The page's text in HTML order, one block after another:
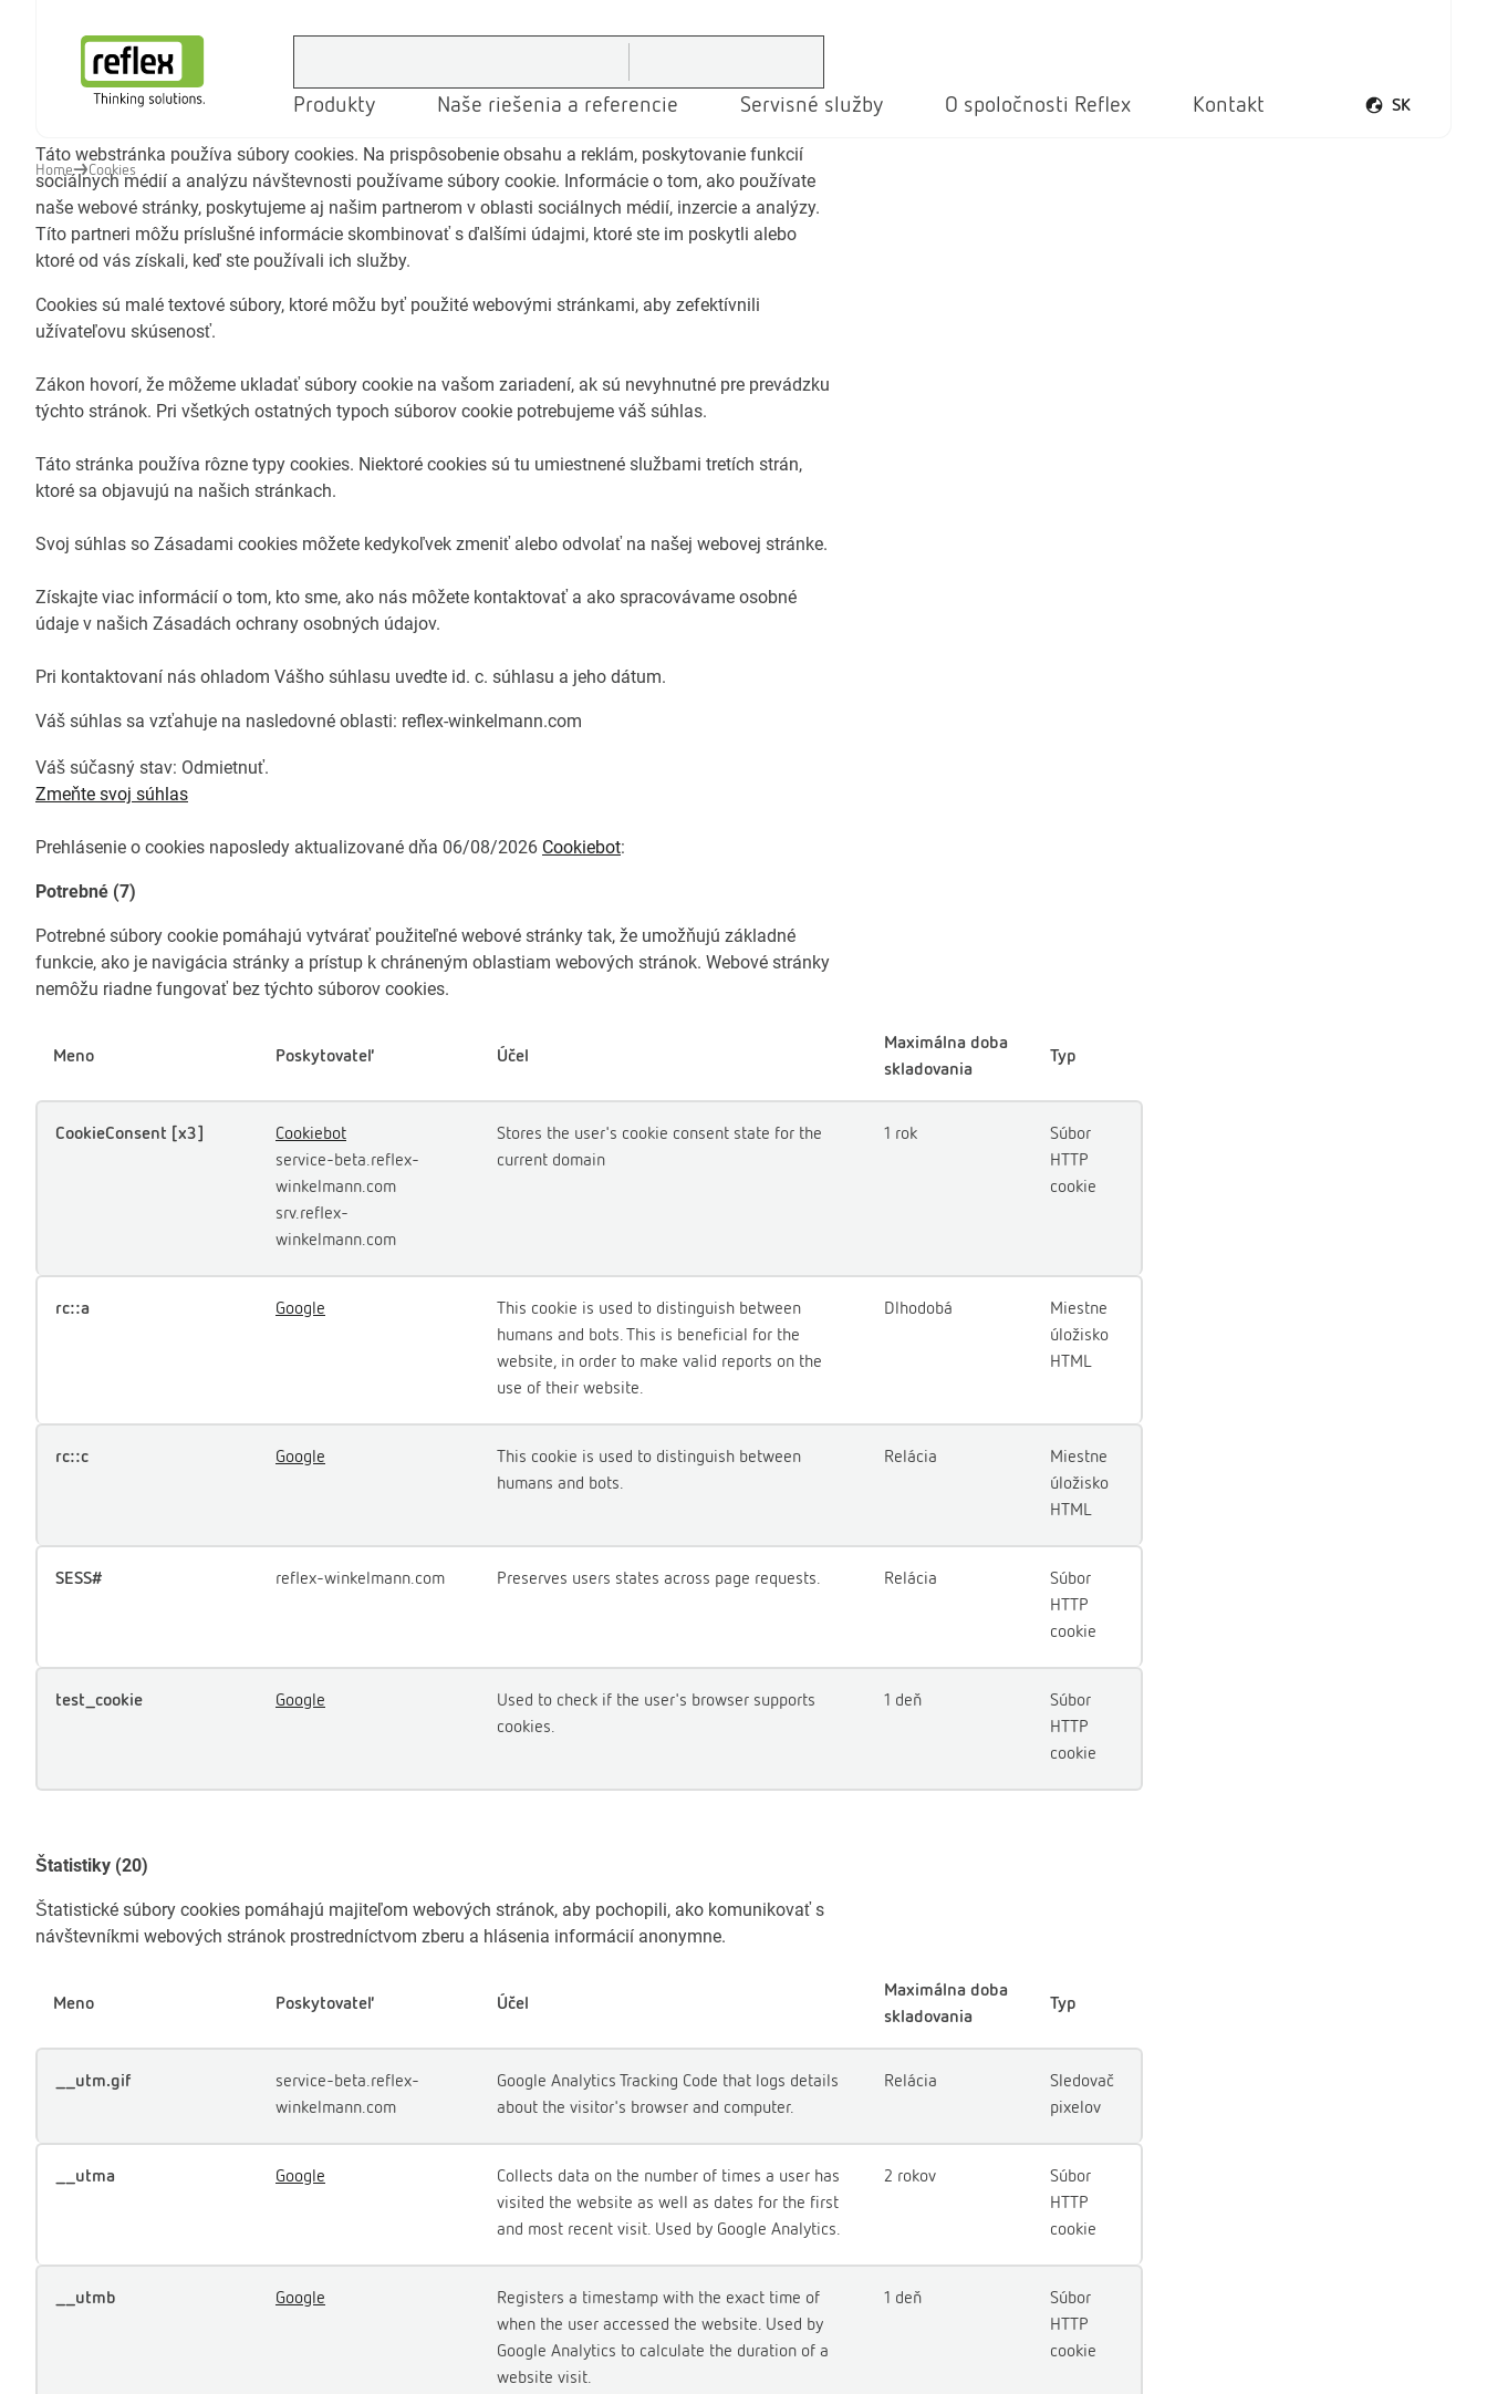
Produkty Naše riešenia a referencie Servisné služby O spoločnosti Reflex Kontakt SK
Otvoriť ponuku
Home Cookies
Táto webstránka používa súbory cookies. Na prispôsobenie obsahu a reklám, poskytovanie funkcií
sociálnych médií a analýzu návštevnosti používame súbory cookie. Informácie o tom, ako používate
naše webové stránky, poskytujeme aj našim partnerom v oblasti sociálnych médií, inzercie a analýzy.
Títo partneri môžu príslušné informácie skombinovať s ďalšími údajmi, ktoré ste im poskytli alebo
ktoré od vás získali, keď ste používali ich služby.
Cookies sú malé textové súbory, ktoré môžu byť použité webovými stránkami, aby zefektívnili
užívateľovu skúsenosť.
Zákon hovorí, že môžeme ukladať súbory cookie na vašom zariadení, ak sú nevyhnutné pre prevádzku
týchto stránok. Pri všetkých ostatných typoch súborov cookie potrebujeme váš súhlas.
Táto stránka používa rôzne typy cookies. Niektoré cookies sú tu umiestnené službami tretích strán,
ktoré sa objavujú na našich stránkach.
Svoj súhlas so Zásadami cookies môžete kedykoľvek zmeniť alebo odvolať na našej webovej stránke.
Získajte viac informácií o tom, kto sme, ako nás môžete kontaktovať a ako spracovávame osobné
údaje v našich Zásadách ochrany osobných údajov.
Pri kontaktovaní nás ohladom Vášho súhlasu uvedte id. c. súhlasu a jeho dátum.
Váš súhlas sa vzťahuje na nasledovné oblasti: reflex-winkelmann.com
Váš súčasný stav: Odmietnuť.
Zmeňte svoj ​​súhlas
Prehlásenie o cookies naposledy aktualizované dňa 06/08/2026 Cookiebot:
Potrebné (7)
Potrebné súbory cookie pomáhajú vytvárať použiteľné webové stránky tak, že umožňujú základné
funkcie, ako je navigácia stránky a prístup k chráneným oblastiam webových stránok. Webové stránky
nemôžu riadne fungovať bez týchto súborov cookies.
Meno Poskytovateľ Účel
Maximálna doba
skladovania
Typ
CookieConsent [x3]
Cookiebot
service-beta.reflex-
winkelmann.com
srv.reflex-
winkelmann.com
Stores the user's cookie consent state for the
current domain
1 rok
Súbor
HTTP
cookie
rc::a Google
This cookie is used to distinguish between
humans and bots. This is beneficial for the
website, in order to make valid reports on the
use of their website.
Dlhodobá
Miestne
úložisko
HTML
rc::c Google
This cookie is used to distinguish between
humans and bots.
Relácia
Miestne
úložisko
HTML
SESS# reflex-winkelmann.com Preserves users states across page requests. Relácia
Súbor
HTTP
cookie
test_cookie Google
Used to check if the user's browser supports
cookies.
1 deň
Súbor
HTTP
cookie
Štatistiky (20)
Štatistické súbory cookies pomáhajú majiteľom webových stránok, aby pochopili, ako komunikovať s
návštevníkmi webových stránok prostredníctvom zberu a hlásenia informácií anonymne.
Meno Poskytovateľ Účel
Maximálna doba
skladovania
Typ
__utm.gif
service-beta.reflex-
winkelmann.com
Google Analytics Tracking Code that logs details
about the visitor's browser and computer.
Relácia
Sledovač
pixelov
__utma Google
Collects data on the number of times a user has
visited the website as well as dates for the first
and most recent visit. Used by Google Analytics.
2 rokov
Súbor
HTTP
cookie
__utmb Google
Registers a timestamp with the exact time of
when the user accessed the website. Used by
Google Analytics to calculate the duration of a
website visit.
1 deň
Súbor
HTTP
cookie